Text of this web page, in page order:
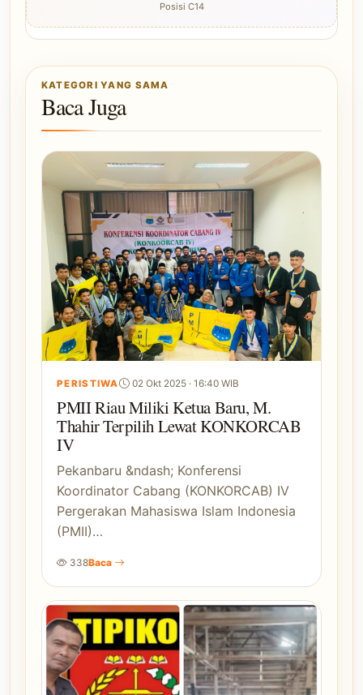
Posisi C14
KATEGORI YANG SAMA
Baca Juga
PERISTIWA 02 Okt 2025 · 16:40 WIB
PMII Riau Miliki Ketua Baru, M.
Thahir Terpilih Lewat KONKORCAB
IV
Pekanbaru &ndash; Konferensi
Koordinator Cabang (KONKORCAB) IV
Pergerakan Mahasiswa Islam Indonesia
(PMII)…
338Baca